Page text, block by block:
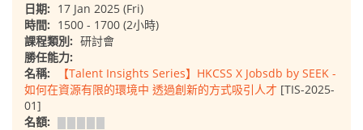
日期: 17 Jan 2025 (Fri)
時間: 1500 - 1700 (2小時)
課程類別: 研討會
勝任能力:
名稱:
【Talent Insights Series】HKCSS X Jobsdb by SEEK -
如何在資源有限的環境中 透過創新的方式吸引人才 [TIS-2025-
01]
名額: